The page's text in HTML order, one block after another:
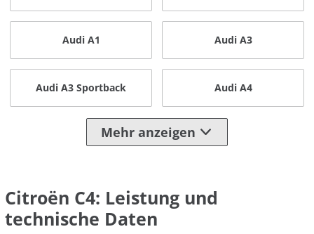
Audi A1 Audi A3
Audi A3 Sportback Audi A4
Mehr anzeigen
Citroën C4: Leistung und
technische Daten